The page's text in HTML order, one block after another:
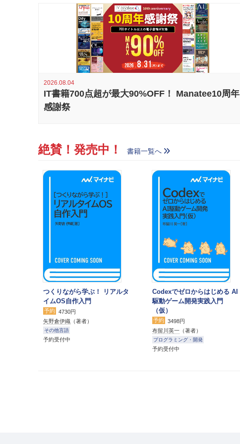
2026.08.04
IT書籍700点超が最大90%OFF！ Manatee10周年
感謝祭
絶賛！発売中！ 書籍一覧へ
つくりながら学ぶ！ リアルタ
イムOS自作入門
予約 4730円
矢野倉伊織 （著者）
その他言語
予約受付中
Codexでゼロからはじめる AI
駆動ゲーム開発実践入門
（仮）
予約 3498円
布留川英一 （著者）
プログラミング・開発
予約受付中